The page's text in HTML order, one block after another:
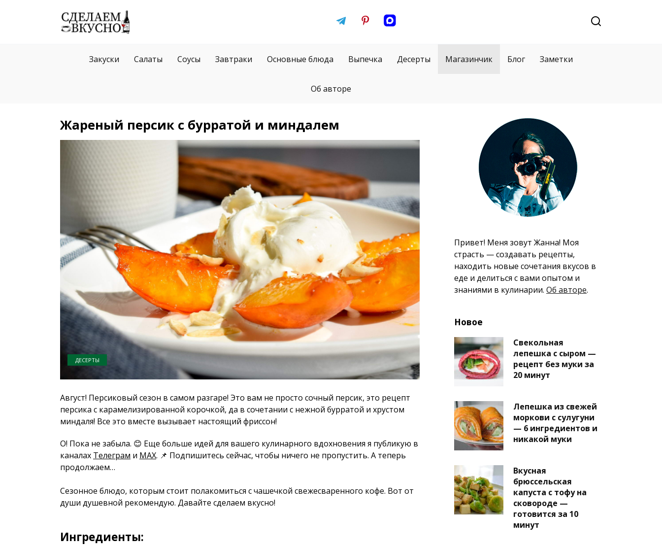
Закуски Салаты Соусы Завтраки Основные блюда Выпечка Десерты Магазинчик Блог Заметки
Об авторе
Жареный персик с бурратой и миндалем
ДЕСЕРТЫ
Август! Персиковый сезон в самом разгаре! Это вам не просто сочный персик, это рецепт
персика с карамелизированной корочкой, да в сочетании с нежной бурратой и хрустом
миндаля! Все это вместе вызывает настоящий фриссон!
О! Пока не забыла. 😊 Еще больше идей для вашего кулинарного вдохновения я публикую в
каналах Телеграм и MAX. 📌 Подпишитесь сейчас, чтобы ничего не пропустить. А теперь
продолжаем…
Сезонное блюдо, которым стоит полакомиться с чашечкой свежесваренного кофе. Вот от
души душевной рекомендую. Давайте сделаем вкусно!
Ингредиенты:
Привет! Меня зовут Жанна! Моя
страсть — создавать рецепты,
находить новые сочетания вкусов в
еде и делиться с вами опытом и
знаниями в кулинарии. Об авторе.
Новое
Свекольная
лепешка с сыром —
рецепт без муки за
20 минут
Лепешка из свежей
моркови с сулугуни
— 6 ингредиентов и
никакой муки
Вкусная
брюссельская
капуста с тофу на
сковороде —
готовится за 10
минут